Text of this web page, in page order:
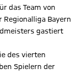
das Team von
Regionalliga Bayern
gastiert
des vierten
Spielern der